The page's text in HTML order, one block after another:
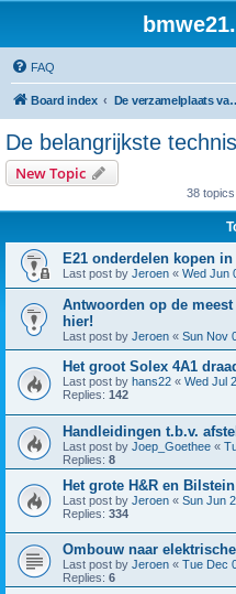
FAQ
Board index De verzamelplaats van E21
De belangrijkste
New Topic
38 topics
E21 onderdelen kopen in
Last post by Jeroen « Wed Jun
Antwoorden op de
hier!
Last post by Jeroen « Sun Nov
Het groot Solex 4A1
Last post by hans22 « Wed Jul
Replies: 142
Handleidingen t.b.v.
Last post by Joep_Goethee «
Replies: 8
Het grote H&R en
Last post by Jeroen « Sun Jun
Replies: 334
Ombouw naar
Last post by Jeroen « Tue Dec
Replies: 6